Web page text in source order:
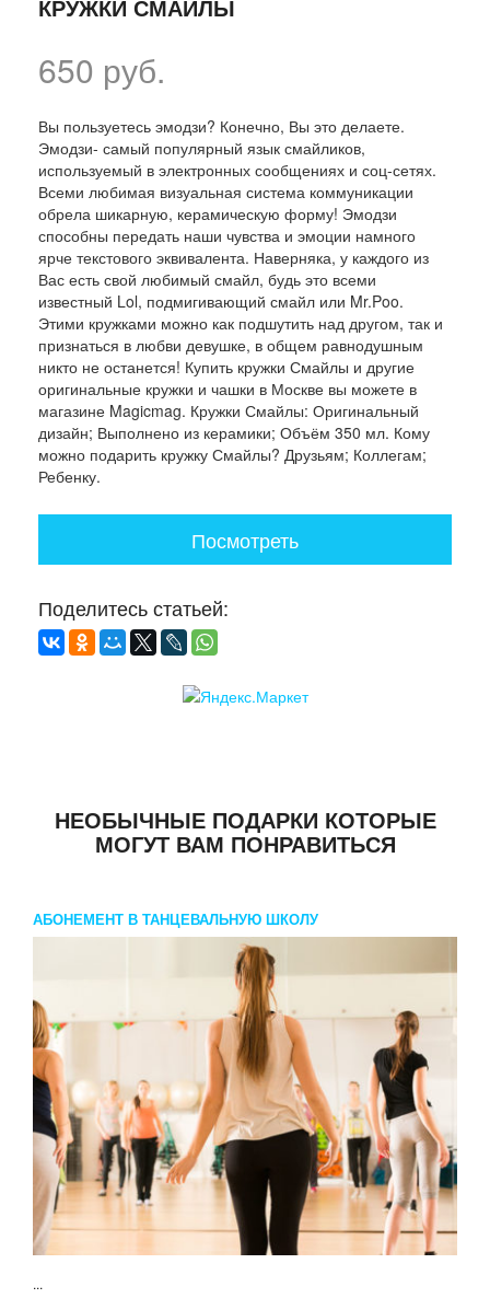
КРУЖКИ СМАЙЛЫ
650 руб.
Вы пользуетесь эмодзи? Конечно, Вы это делаете.
Эмодзи- самый популярный язык смайликов,
используемый в электронных сообщениях и соц-сетях.
Всеми любимая визуальная система коммуникации
обрела шикарную, керамическую форму! Эмодзи
способны передать наши чувства и эмоции намного
ярче текстового эквивалента. Наверняка, у каждого из
Вас есть свой любимый смайл, будь это всеми
известный Lol, подмигивающий смайл или Mr.Poo.
Этими кружками можно как подшутить над другом, так и
признаться в любви девушке, в общем равнодушным
никто не останется! Купить кружки Смайлы и другие
оригинальные кружки и чашки в Москве вы можете в
магазине Magicmag. Кружки Смайлы: Оригинальный
дизайн; Выполнено из керамики; Объём 350 мл. Кому
можно подарить кружку Смайлы? Друзьям; Коллегам;
Ребенку.
Посмотреть
Поделитесь статьей:
НЕОБЫЧНЫЕ ПОДАРКИ КОТОРЫЕ
МОГУТ ВАМ ПОНРАВИТЬСЯ
АБОНЕМЕНТ В ТАНЦЕВАЛЬНУЮ ШКОЛУ
...